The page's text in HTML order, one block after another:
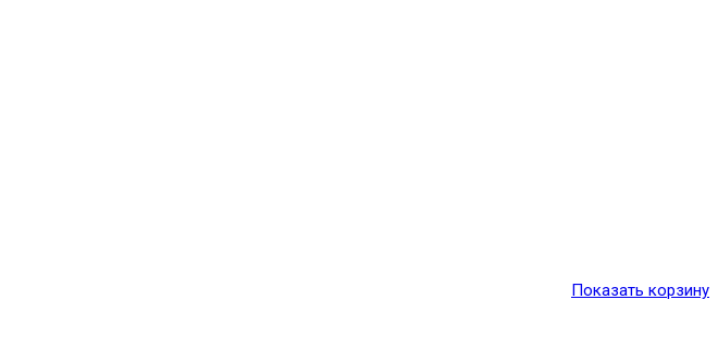
Показать корзину